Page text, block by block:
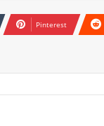
Pinterest